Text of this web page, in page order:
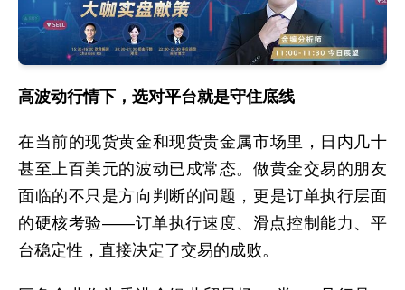
高波动行情下，选对平台就是守住底线
在当前的现货黄金和现货贵金属市场里，日内几十
甚至上百美元的波动已成常态。做黄金交易的朋友
面临的不只是方向判断的问题，更是订单执行层面
的硬核考验——订单执行速度、滑点控制能力、平
台稳定性，直接决定了交易的成败。